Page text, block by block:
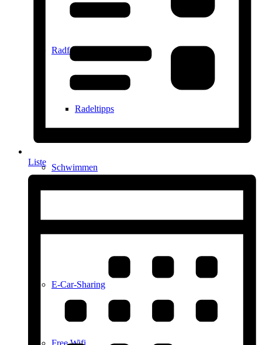
Radfahren
Radeltipps
Schwimmen
E-Car-Sharing
Free Wifi
Liste